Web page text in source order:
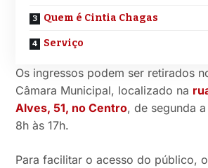
Quem é Cintia Chagas
Serviço
Os ingressos podem ser retirados
Câmara Municipal, localizado na
Alves, 51, no Centro, de segunda
8h às 17h.
Para facilitar o acesso do público,